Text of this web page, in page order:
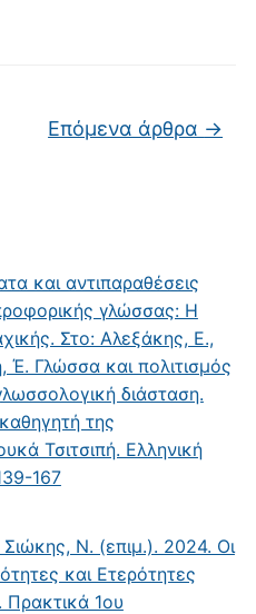
και αντιπαραθέσεις
γλώσσας: Η
Στο: Αλεξάκης, Ε.,
Γλώσσα και πολιτισμός
διάσταση.
της
Τσιτσιπή. Ελληνική
167
Σιώκης, Ν. (επιμ.). 2024. Οι
και Ετερότητες
1ου
Επόμενα άρθρα →